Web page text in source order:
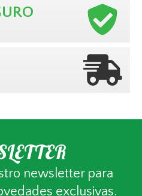
newsletter para
exclusivas.